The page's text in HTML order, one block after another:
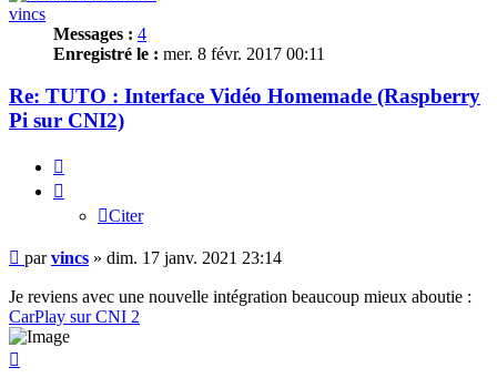
vincs
Messages : 4
Enregistré le : mer. 8 févr. 2017 00:11
Re: TUTO : Interface Vidéo Homemade (Raspberry
Pi sur CNI2)
Citer
Message
parvincs » dim. 17 janv. 2021 23:14
Je reviens avec une nouvelle intégration beaucoup mieux aboutie :
CarPlay sur CNI 2